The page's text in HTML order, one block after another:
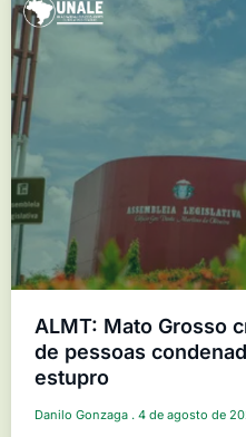
ALMT: Mato Grosso
de pessoas
estupro
Danilo Gonzaga 4 de agosto de